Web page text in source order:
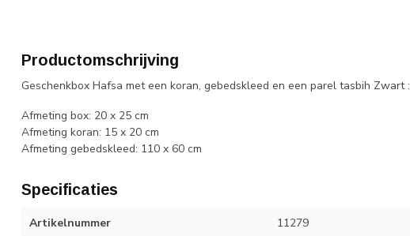
Productomschrijving
Geschenkbox Hafsa met een koran, gebedskleed en een parel tasbih Zwart :
Afmeting box: 20 x 25 cm
Afmeting koran: 15 x 20 cm
Afmeting gebedskleed: 110 x 60 cm
Specificaties
Artikelnummer 11279